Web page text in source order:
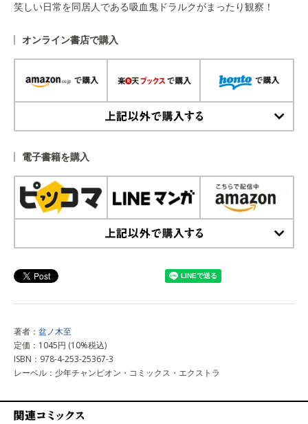
笑しい日常を同居人である吸血鬼ドラルクがまったり観察！
オンライン書店で購入
電子書籍を購入
著者： 盆ノ木至
定価：1045円 (10%税込)
ISBN：978-4-253-25367-3
レーベル：少年チャンピオン・コミックス・エクストラ